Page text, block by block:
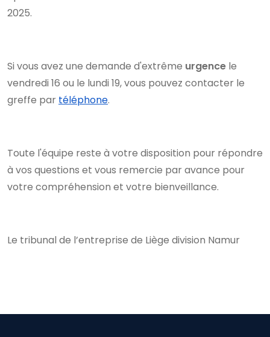
2025.
Si vous avez une demande d'extrême urgence le
vendredi 16 ou le lundi 19, vous pouvez contacter le
greffe par téléphone.
Toute l'équipe reste à votre disposition pour répondre
à vos questions et vous remercie par avance pour
votre compréhension et votre bienveillance.
Le tribunal de l’entreprise de Liège division Namur